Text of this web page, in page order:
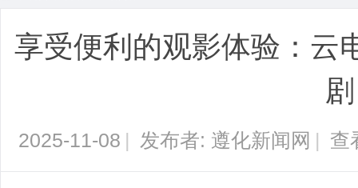
› ›
享受便利的观影体验：云
剧
2025-11-08 | 发布者: 遵化新闻网 | 查